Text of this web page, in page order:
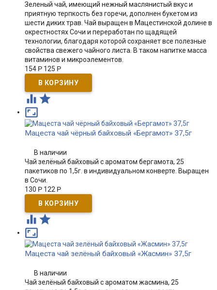
Зеленый чай, имеющий нежный маслянистый вкус и
приятную терпкость без горечи, дополнен букетом из
шести диких трав. Чай выращен в Мацестинской долине в
окрестностях Сочи и переработан по щадящей
технологии, благодаря которой сохраняет все полезные
свойства свежего чайного листа. В таком напитке масса
витаминов и микроэлементов.
154 Р 125 Р
 

Мацеста чай чёрный байховый «Бергамот» 37,5г
В наличии
Чай зелёный байховый с ароматом бергамота, 25
пакетиков по 1,5г. в индивидуальном конверте​​​. Выращен
в Сочи.
130 Р 122 Р
 

Мацеста чай зелёный байховый «Жасмин» 37,5г
В наличии
Чай зелёный байховый с ароматом жасмина, 25